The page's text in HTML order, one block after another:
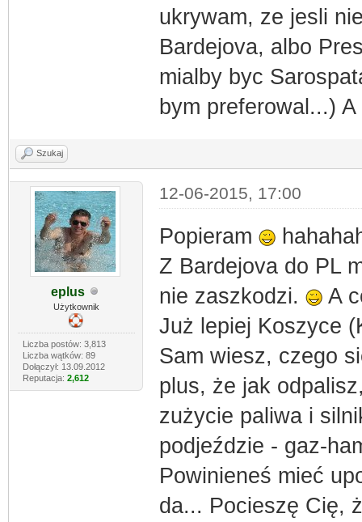
ukrywam, ze jesli
Bardejova, albo
mialby byc
bym preferowal...)
Szukaj
eplus
Użytkownik
Liczba postów: 3,813
Liczba wątków: 89
Dołączył: 13.09.2012
Reputacja: 2,612
12-06-2015, 17:00
Popieram
Z Bardejova do PL
nie zaszkodzi.
A
Już lepiej Koszyce
Sam wiesz, czego
plus, że jak
zużycie paliwa i
podjeździe - gaz-
Powinieneś mieć
da... Pocieszę Cię,